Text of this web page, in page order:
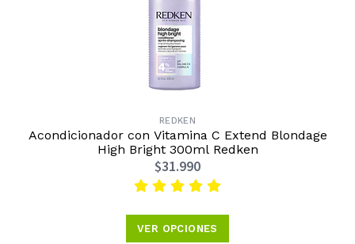
REDKEN
Acondicionador con Vitamina C Extend Blondage
High Bright 300ml Redken
$31.990
VER OPCIONES